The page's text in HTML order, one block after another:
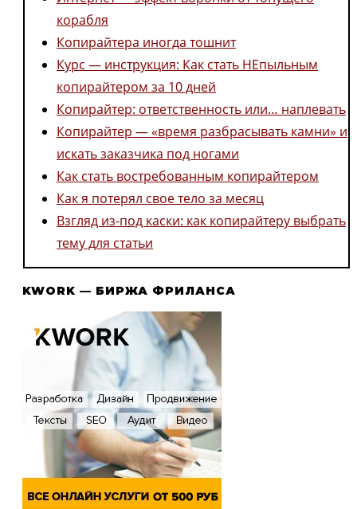
корабля
Копирайтера иногда тошнит
Курс — инструкция: Как стать НЕпыльным
копирайтером за 10 дней
Копирайтер: ответственность или… наплевать
Копирайтер — «время разбрасывать камни» и
искать заказчика под ногами
Как стать востребованным копирайтером
Как я потерял свое тело за месяц
Взгляд из-под каски: как копирайтеру выбрать
тему для статьи
KWORK — БИРЖА ФРИЛАНСА